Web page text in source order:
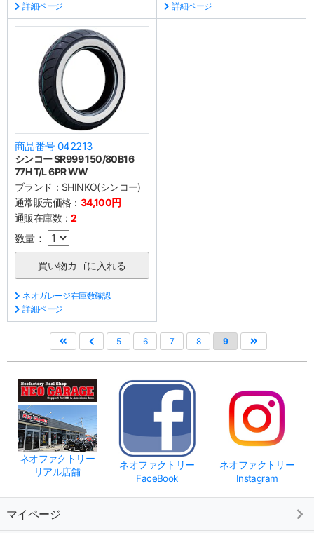
詳細ページ
詳細ページ
商品番号 042213
シンコー SR999 150/80B16
77H T/L 6PR WW
ブランド： SHINKO(シンコー)
通常販売価格： 34,100円
通販在庫数：2
数量：
ネオガレージ在庫数確認
詳細ページ
5 6 7 8 9
ネオファクトリー
リアル店舗
ネオファクトリー
FaceBook
ネオファクトリー
Instagram
マイページ